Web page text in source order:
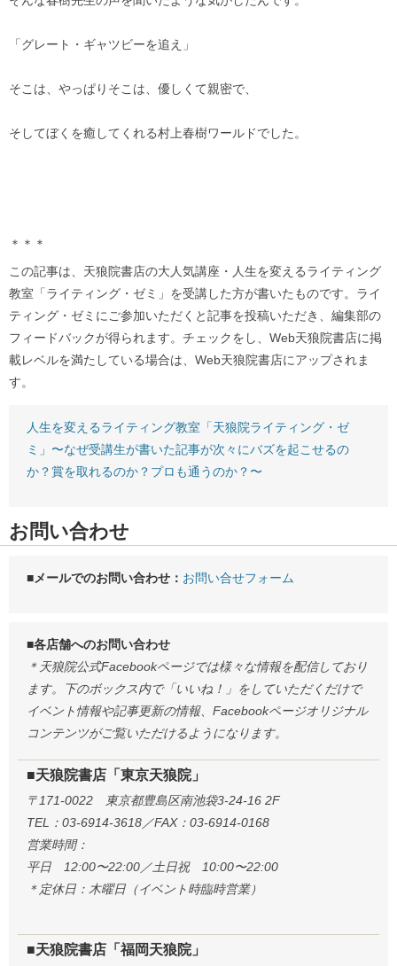
「グレート・ギャツビーを追え」
そこは、やっぱりそこは、優しくて親密で、
そしてぼくを癒してくれる村上春樹ワールドでした。
＊＊＊
この記事は、天狼院書店の大人気講座・人生を変えるライティング
教室「ライティング・ゼミ」を受講した方が書いたものです。ライ
ティング・ゼミにご参加いただくと記事を投稿いただき、編集部の
フィードバックが得られます。チェックをし、Web天狼院書店に掲
載レベルを満たしている場合は、Web天狼院書店にアップされま
す。
人生を変えるライティング教室「天狼院ライティング・ゼ
ミ」〜なぜ受講生が書いた記事が次々にバズを起こせるの
か？賞を取れるのか？プロも通うのか？〜
お問い合わせ
■メールでのお問い合わせ： お問い合せフォーム
■各店舗へのお問い合わせ
＊天狼院公式Facebookページでは様々な情報を配信しており
ます。下のボックス内で「いいね！」をしていただくだけで
イベント情報や記事更新の情報、Facebookページオリジナル
コンテンツがご覧いただけるようになります。
■天狼院書店「東京天狼院」
〒171-0022 東京都豊島区南池袋3-24-16 2F
TEL：03-6914-3618／FAX：03-6914-0168
営業時間：
平日 12:00〜22:00／土日祝 10:00〜22:00
＊定休日：木曜日（イベント時臨時営業）
■天狼院書店「福岡天狼院」